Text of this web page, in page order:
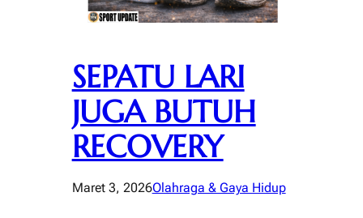
SEPATU LARI
JUGA BUTUH
RECOVERY
Maret 3, 2026Olahraga & Gaya Hidup